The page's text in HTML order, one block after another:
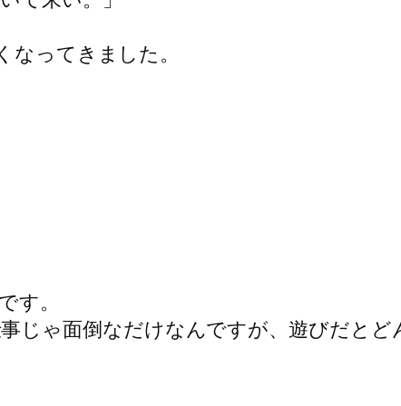
なってきました。
す。
じゃ面倒なだけなんですが、遊びだと